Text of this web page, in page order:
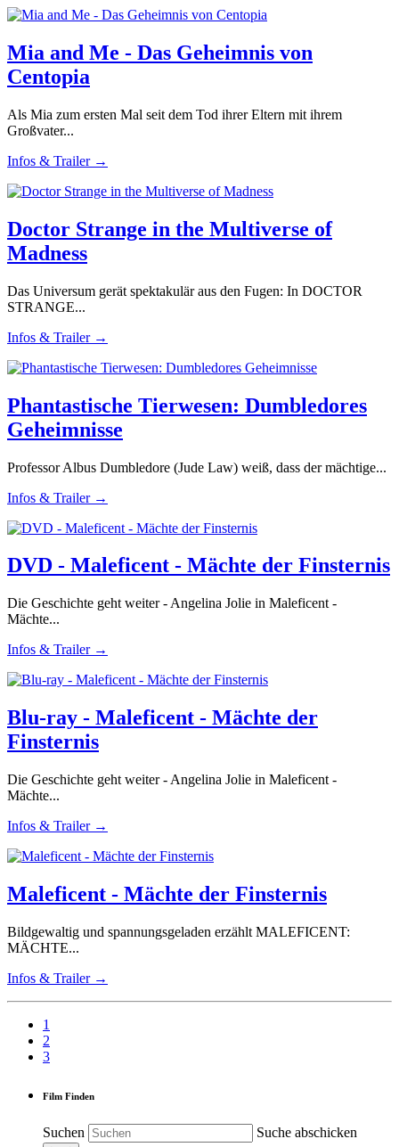
Mia and Me - Das Geheimnis von
Centopia
Als Mia zum ersten Mal seit dem Tod ihrer Eltern mit ihrem
Großvater...
Infos & Trailer →
Doctor Strange in the Multiverse of
Madness
Das Universum gerät spektakulär aus den Fugen: In DOCTOR
STRANGE...
Infos & Trailer →
Phantastische Tierwesen: Dumbledores
Geheimnisse
Professor Albus Dumbledore (Jude Law) weiß, dass der mächtige...
Infos & Trailer →
DVD - Maleficent - Mächte der Finsternis
Die Geschichte geht weiter - Angelina Jolie in Maleficent -
Mächte...
Infos & Trailer →
Blu-ray - Maleficent - Mächte der
Finsternis
Die Geschichte geht weiter - Angelina Jolie in Maleficent -
Mächte...
Infos & Trailer →
Maleficent - Mächte der Finsternis
Bildgewaltig und spannungsgeladen erzählt MALEFICENT:
MÄCHTE...
Infos & Trailer →
1
2
3
Film Finden
Suchen Suche abschicken